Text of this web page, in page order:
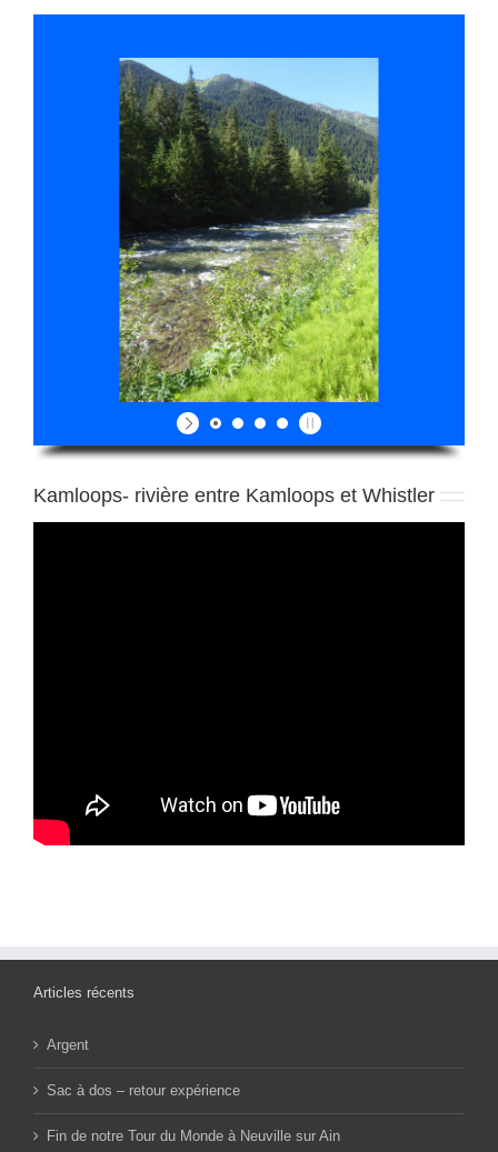
Kamloops- rivière entre Kamloops et Whistler
Articles récents
Argent
Sac à dos – retour expérience
Fin de notre Tour du Monde à Neuville sur Ain